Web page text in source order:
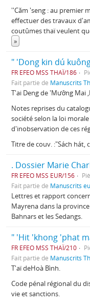
''Căm 'seng : au premier
effectuer des travaux
coutûmes thaï veulent
»
FR EFEO MSS THAÏ/186
Fait partie de Manuscrits
T'ai Deng de 'Mươ̂ng Mai
Notes reprises du
société selon la loi
d'inobservation de ces
Titre de couv. :"Sách hát,
. Dossier Marie
FR EFEO MSS EUR/156
Fait partie de Manuscrits
Lettres et rapport
Mayrena dans la
Bahnars et les Sedangs.
" 'Hit 'khong 'phat
FR EFEO MSS THAÏ/210
Fait partie de Manuscrits
T'aï deHoà Bình.
Code pénal régional du
vie et sanctions.